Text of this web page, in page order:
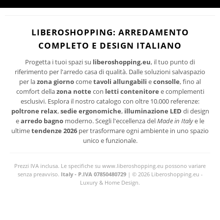
I suoi dati personali verranno trattati per le finalità connesse all'invio delle newsletter.
Per maggiori informazioni sul trattamento dei dati personali consultare la privacy policy
LIBEROSHOPPING: ARREDAMENTO
COMPLETO E DESIGN ITALIANO
Progetta i tuoi spazi su liberoshopping.eu, il tuo punto di
riferimento per l'arredo casa di qualità. Dalle soluzioni salvaspazio
per lazona giornocometavoli allungabili econsolle, fino al
comfort dellazona notte con letti contenitore e complementi
esclusivi. Esplora il nostro catalogo con oltre 10.000 referenze:
poltrone relax,sedie ergonomiche, illuminazione LED di design
earredo bagno moderno. Scegli l'eccellenza delMade in Italye le
ultimetendenze 2026 per trasformare ogni ambiente in uno spazio
unico e funzionale.
Prezzi IVA inclusa. Le specifiche su www.liberoshopping.eu possono variare
senza preavviso. Italy - P.IVA 07850480729| © 2026 Liberoshopping.eu -
Luxury & Home Design.